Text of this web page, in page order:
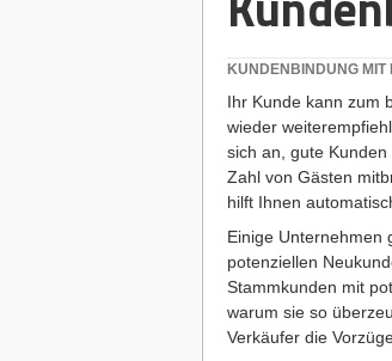
sehr spitze Position
Eine Einzigartigkeit
Fachthema erzielen,
unverwechselbaren
Kimich in ihren
ich damit in ganz
zehn Minuten lernen
etwas, was sie
einfach rum – fast
KUNDENBINDUNG MIT
Ihr Kunde kann zum
wieder
sich an, gute
Zahl von Gästen
hilft Ihnen
Einige Unternehmen
potenziellen
Stammkunden mit
warum sie so
Verkäufer die